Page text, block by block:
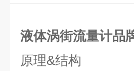
液体涡街流量计品
原理&结构